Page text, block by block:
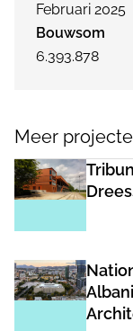
Februari 2025
Bouwsom
6.393.878
Meer